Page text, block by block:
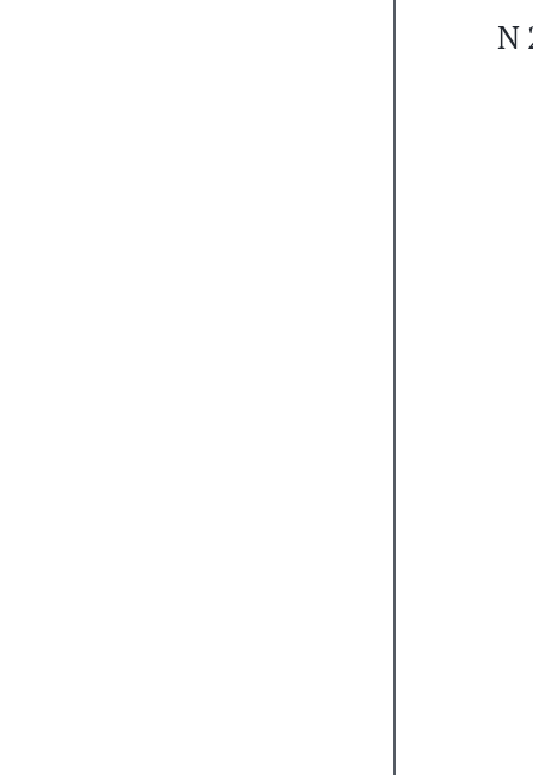
N